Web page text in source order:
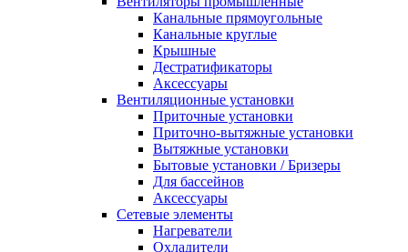
Канальные прямоугольные
Канальные круглые
Крышные
Дестратификаторы
Аксессуары
Вентиляционные установки
Приточные установки
Приточно-вытяжные установки
Вытяжные установки
Бытовые установки / Бризеры
Для бассейнов
Аксессуары
Сетевые элементы
Нагреватели
Охладители